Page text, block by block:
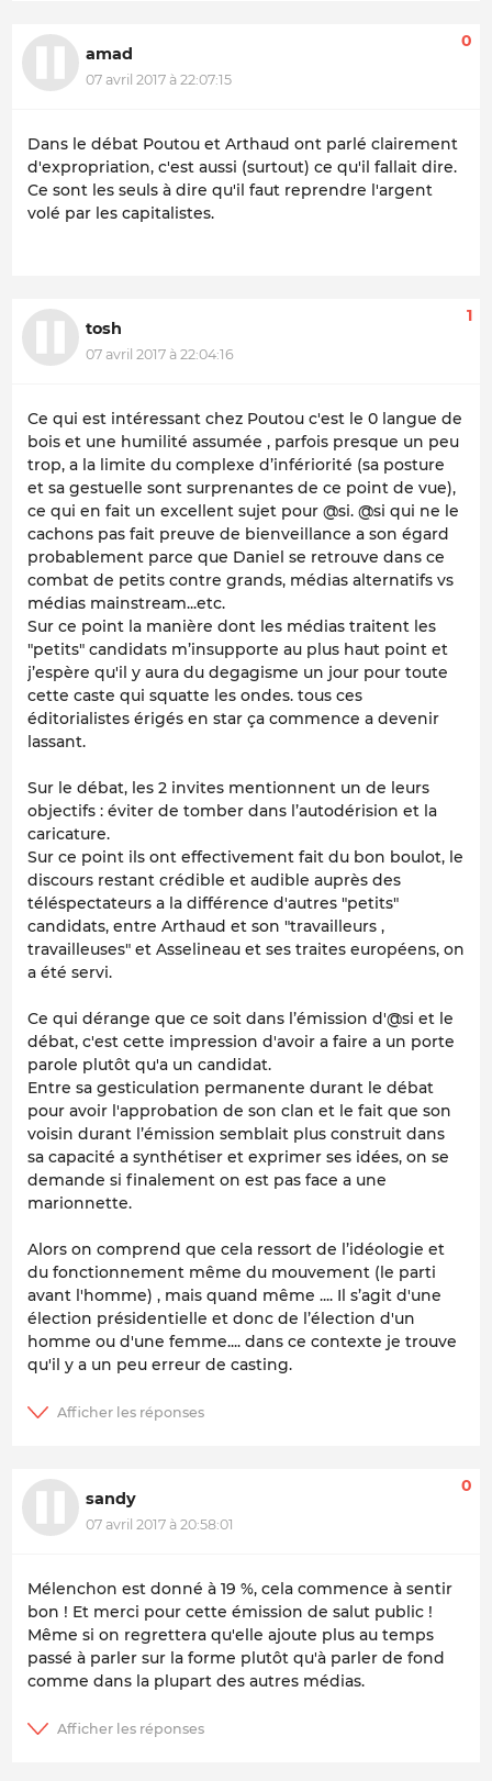
amad
07 avril 2017 à 22:07:15
0
Dans le débat Poutou et Arthaud ont parlé clairement
d'expropriation, c'est aussi (surtout) ce qu'il fallait dire.
Ce sont les seuls à dire qu'il faut reprendre l'argent
volé par les capitalistes.
tosh
07 avril 2017 à 22:04:16
1
Ce qui est intéressant chez Poutou c'est le 0 langue de
bois et une humilité assumée , parfois presque un peu
trop, a la limite du complexe d’infériorité (sa posture
et sa gestuelle sont surprenantes de ce point de vue),
ce qui en fait un excellent sujet pour @si. @si qui ne le
cachons pas fait preuve de bienveillance a son égard
probablement parce que Daniel se retrouve dans ce
combat de petits contre grands, médias alternatifs vs
médias mainstream...etc.
Sur ce point la manière dont les médias traitent les
"petits" candidats m’insupporte au plus haut point et
j’espère qu'il y aura du degagisme un jour pour toute
cette caste qui squatte les ondes. tous ces
éditorialistes érigés en star ça commence a devenir
lassant.
Sur le débat, les 2 invites mentionnent un de leurs
objectifs : éviter de tomber dans l’autodérision et la
caricature.
Sur ce point ils ont effectivement fait du bon boulot, le
discours restant crédible et audible auprès des
téléspectateurs a la différence d'autres "petits"
candidats, entre Arthaud et son "travailleurs ,
travailleuses" et Asselineau et ses traites européens, on
a été servi.
Ce qui dérange que ce soit dans l’émission d'@si et le
débat, c'est cette impression d'avoir a faire a un porte
parole plutôt qu'a un candidat.
Entre sa gesticulation permanente durant le débat
pour avoir l'approbation de son clan et le fait que son
voisin durant l’émission semblait plus construit dans
sa capacité a synthétiser et exprimer ses idées, on se
demande si finalement on est pas face a une
marionnette.
Alors on comprend que cela ressort de l’idéologie et
du fonctionnement même du mouvement (le parti
avant l'homme) , mais quand même .... Il s’agit d'une
élection présidentielle et donc de l’élection d'un
homme ou d'une femme.... dans ce contexte je trouve
qu'il y a un peu erreur de casting.
sandy
07 avril 2017 à 20:58:01
0
Mélenchon est donné à 19 %, cela commence à sentir
bon ! Et merci pour cette émission de salut public !
Même si on regrettera qu'elle ajoute plus au temps
passé à parler sur la forme plutôt qu'à parler de fond
comme dans la plupart des autres médias.